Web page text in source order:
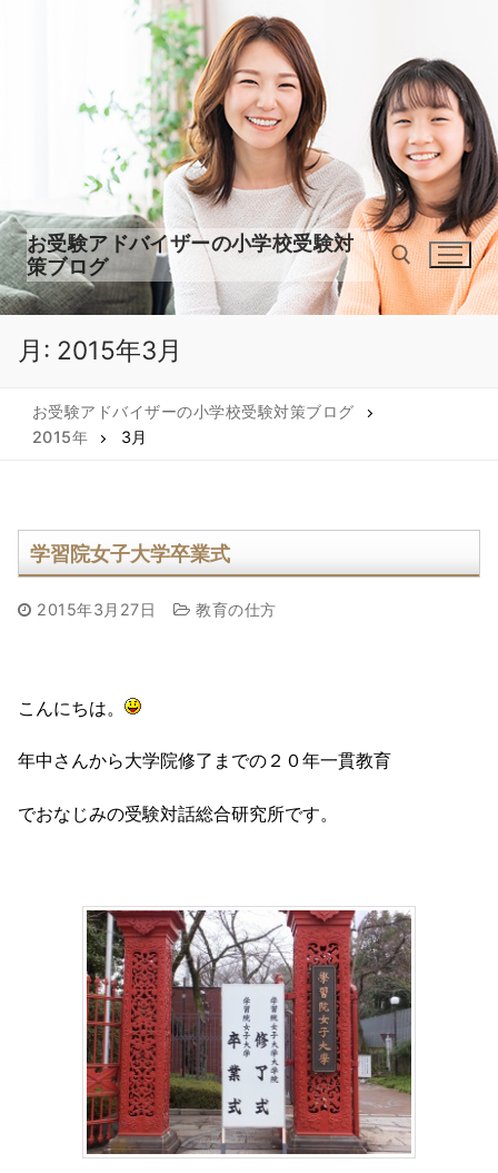
キ
ッ
プ
お受験アドバイザーの小学校受験対
策ブログ
月: 2015年3月
お受験アドバイザーの小学校受験対策ブログ
2015年
3月
学習院女子大学卒業式
2015年3月27日 教育の仕方
こんにちは。
年中さんから大学院修了までの２０年一貫教育
でおなじみの受験対話総合研究所です。